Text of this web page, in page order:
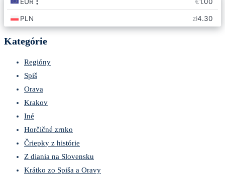
Kategórie
Regióny
Spiš
Orava
Krakov
Iné
Horčičné zrnko
Čriepky z histórie
Z diania na Slovensku
Krátko zo Spiša a Oravy